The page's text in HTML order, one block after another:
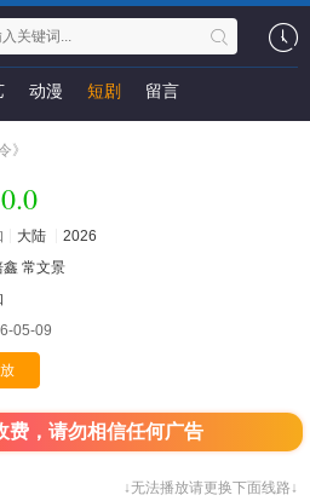
动漫 短剧 留言
》
0.0
大陆
2026
鑫 常文景
05-09
费，请勿相信任何广告
↓无法播放请更换下面线路↓